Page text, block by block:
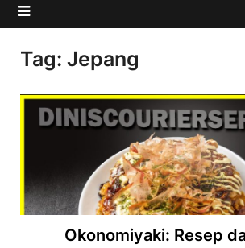
Tag: Jepang
Okonomiyaki: Resep